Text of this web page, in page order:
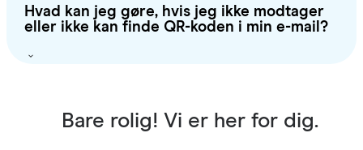
Hvad kan jeg gøre, hvis jeg ikke modtager
eller ikke kan finde QR-koden i min e-mail?
Bare rolig! Vi er her for dig.